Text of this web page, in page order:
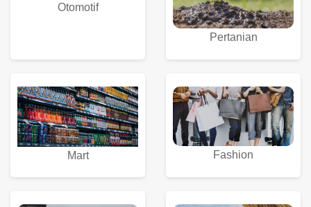
Otomotif
Pertanian
Mart Fashion